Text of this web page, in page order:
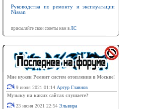
Руководства по ремонту и эксплуатации
Nissan
присылайте свои советы нам в ЛС
Мне нужен Ремонт систем отопления в Москве!
9 июля 2021 01:14 Артур Главнов
Музыку на каких сайтах слушаете?
23 июня 2021 22:54 Эльвира